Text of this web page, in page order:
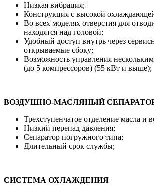
Низкая вибрация;
Конструкция с высокой
Во всех моделях отверстия для
находятся над головой;
Удобный доступ внутрь через
открываемые сбоку;
Возможность управления
(до 5 компрессоров) (55 кВт и выше);
ВОЗДУШНО-МАСЛЯНЫЙ
Трехступенчатое отделение масла и
Низкий перепад давления;
Сепаратор погружного типа;
Длительный срок службы;
СИСТЕМА ОХЛАЖДЕНИЯ